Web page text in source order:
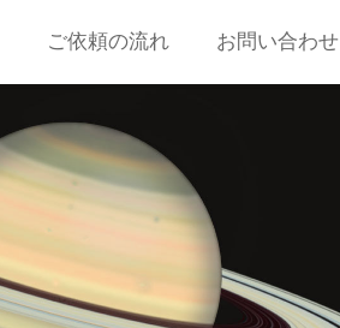
ご依頼の流れ お問い合わせ